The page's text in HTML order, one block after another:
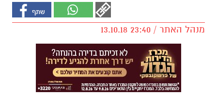
מנהל האתר / 23:40 13.10.18